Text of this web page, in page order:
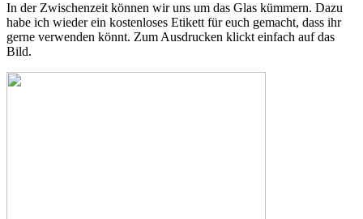
In der Zwischenzeit können wir uns um das Glas kümmern. Dazu
habe ich wieder ein kostenloses Etikett für euch gemacht, dass ihr
gerne verwenden könnt. Zum Ausdrucken klickt einfach auf das
Bild.